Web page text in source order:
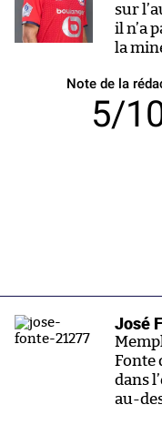
sur
il n’a
la
Note de la
5/
José
Fonte
dans
au-